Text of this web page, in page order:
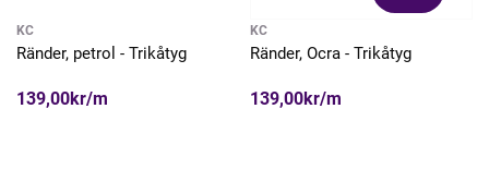
KC
Ränder, petrol - Trikåtyg
139,00kr/m
KC
Ränder, Ocra - Trikåtyg
139,00kr/m